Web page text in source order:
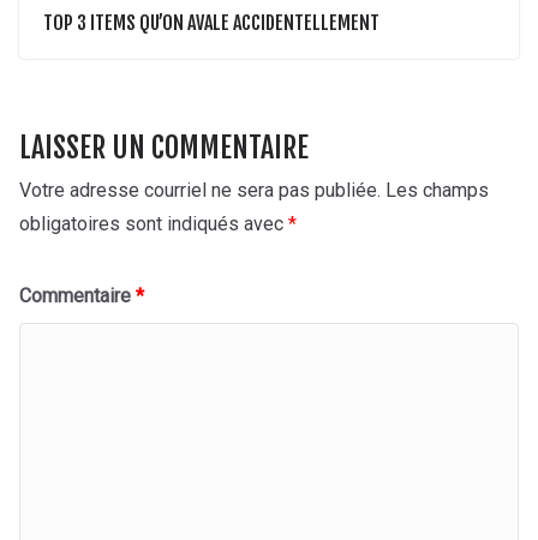
TOP 3 ITEMS QU’ON AVALE ACCIDENTELLEMENT
LAISSER UN COMMENTAIRE
Votre adresse courriel ne sera pas publiée. Les champs
obligatoires sont indiqués avec *
Commentaire *